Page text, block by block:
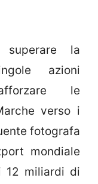
la
azioni
le
verso i
fotografa
mondiale
12 miliardi di